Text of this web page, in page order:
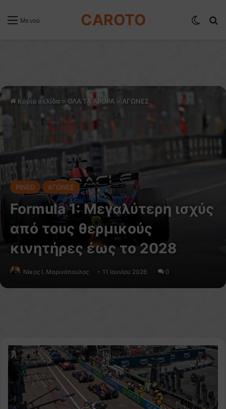
Μενού CAROTO
Κύρια σελίδα > ΟΛΑ ΤΑ ΑΡΘΡΑ > ΑΓΩΝΕΣ
PINED ΑΓΩΝΕΣ
Formula 1: Μεγαλύτερη ισχύς
από τους θερμικούς
κινητήρες έως το 2028
Nίκος Ι. Mαρινόπουλος 11 Ιουνίου 2026 0